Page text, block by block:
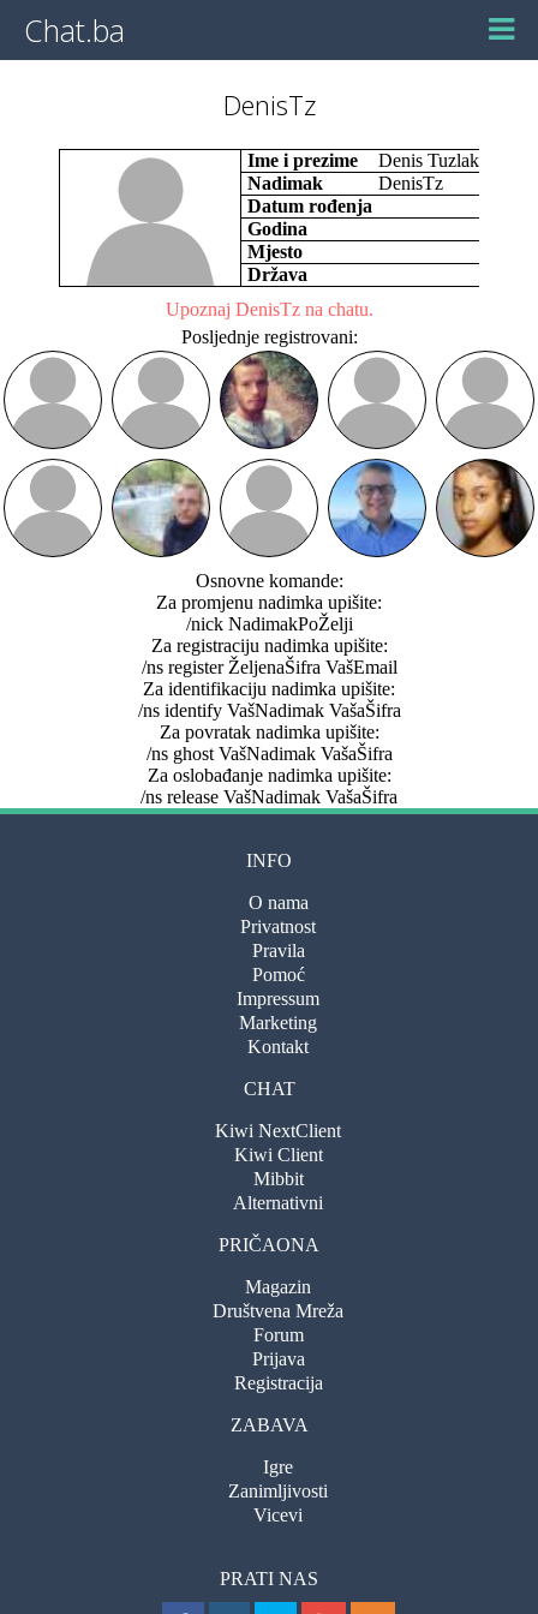
Chat.ba
DenisTz
Ime i prezime
Denis Tuzlak
Nadimak
DenisTz
Datum rođenja
Godina
Mjesto
Država
Upoznaj DenisTz na chatu.
Posljednje registrovani:
Osnovne komande:
Za promjenu nadimka upišite:
/nick NadimakPoŽelji
Za registraciju nadimka upišite:
/ns register ŽeljenaŠifra VašEmail
Za identifikaciju nadimka upišite:
/ns identify VašNadimak VašaŠifra
Za povratak nadimka upišite:
/ns ghost VašNadimak VašaŠifra
Za oslobađanje nadimka upišite:
/ns release VašNadimak VašaŠifra
INFO
O nama
Privatnost
Pravila
Pomoć
Impressum
Marketing
Kontakt
CHAT
Kiwi NextClient
Kiwi Client
Mibbit
Alternativni
PRIČAONA
Magazin
Društvena Mreža
Forum
Prijava
Registracija
ZABAVA
Igre
Zanimljivosti
Vicevi
PRATI NAS